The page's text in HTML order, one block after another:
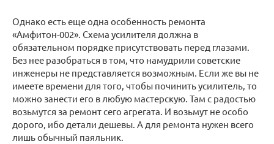
Однако есть еще одна особенность ремонта
«Амфитон-002». Схема усилителя должна в
обязательном порядке присутствовать перед глазами.
Без нее разобраться в том, что намудрили советские
инженеры не представляется возможным. Если же вы не
имеете времени для того, чтобы починить усилитель, то
можно занести его в любую мастерскую. Там с радостью
возьмутся за ремонт сего агрегата. И возьмут не особо
дорого, ибо детали дешевы. А для ремонта нужен всего
лишь обычный паяльник.